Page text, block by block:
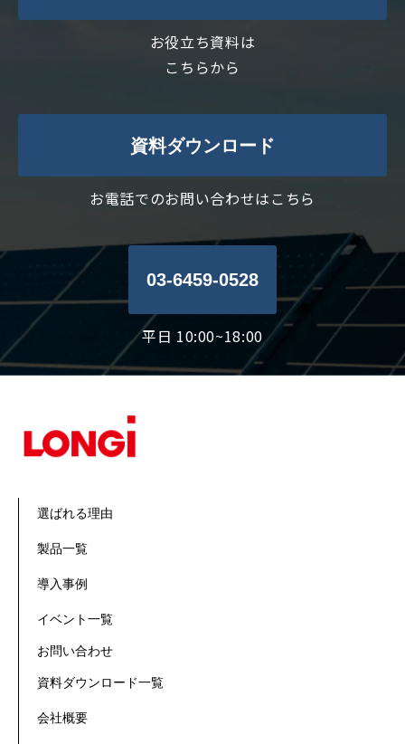
お役立ち資料は
こちらから
資料ダウンロード
お電話でのお問い合わせはこちら
03-6459-0528
平日 10:00~18:00
選ばれる理由
製品一覧
導入事例
イベント一覧
お問い合わせ
資料ダウンロード一覧
会社概要